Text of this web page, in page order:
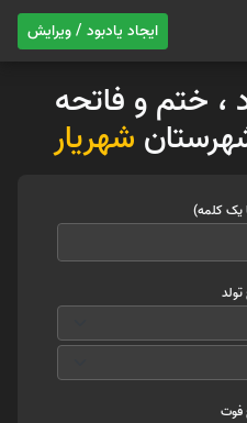
ایجاد یادبود / ویرایش
، ختم و فاتحه
شهریار
یک کلمه)
تولد
فوت